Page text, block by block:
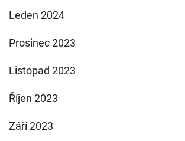
Leden 2024
Prosinec 2023
Listopad 2023
Říjen 2023
Září 2023